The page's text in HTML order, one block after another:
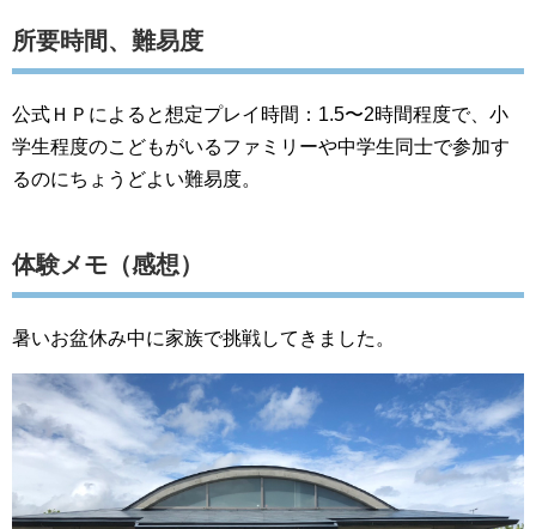
所要時間、難易度
公式ＨＰによると想定プレイ時間：1.5〜2時間程度で、小
学生程度のこどもがいるファミリーや中学生同士で参加す
るのにちょうどよい難易度。
体験メモ（感想）
暑いお盆休み中に家族で挑戦してきました。